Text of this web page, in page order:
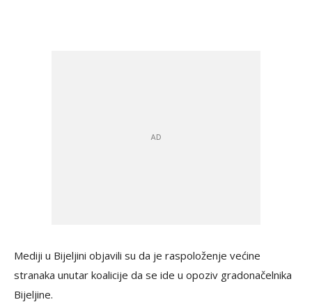
Mediji u Bijeljini objavili su da je raspoloženje većine
stranaka unutar koalicije da se ide u opoziv gradonačelnika
Bijeljine.